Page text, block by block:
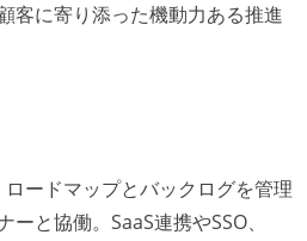
客に寄り添った機動力ある推進
ロードマップとバックログを管理
と協働。SaaS連携やSSO、